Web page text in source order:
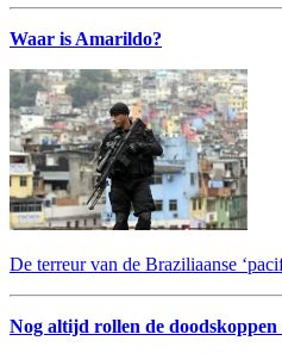
Waar is Amarildo?
De terreur van de Braziliaanse
Nog altijd rollen de